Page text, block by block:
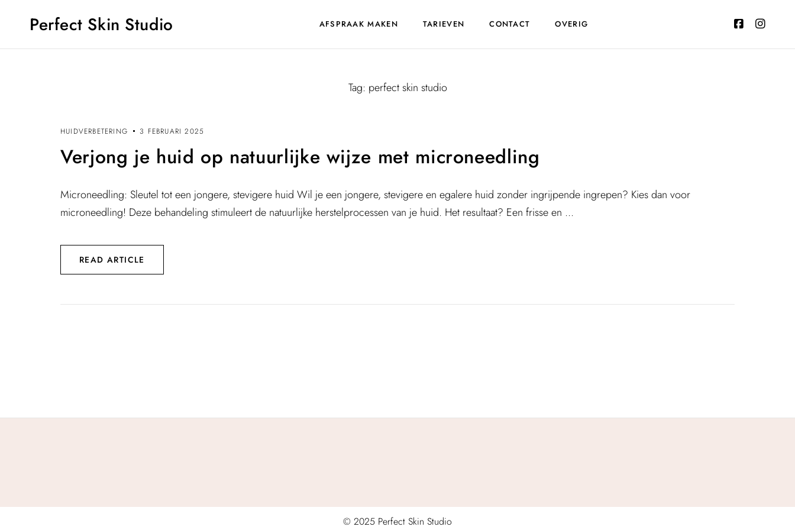
Perfect Skin Studio AFSPRAAK MAKEN TARIEVEN CONTACT OVERIG
Tag: perfect skin studio
HUIDVERBETERING 3 FEBRUARI 2025
Verjong je huid op natuurlijke wijze met microneedling
Microneedling: Sleutel tot een jongere, stevigere huid Wil je een jongere, stevigere en egalere huid zonder ingrijpende ingrepen? Kies dan voor
microneedling! Deze behandeling stimuleert de natuurlijke herstelprocessen van je huid. Het resultaat? Een frisse en ...
READ ARTICLE
© 2025 Perfect Skin Studio